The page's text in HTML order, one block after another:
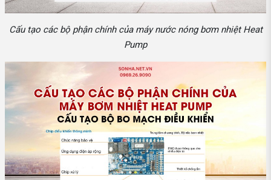
Cấu tạo các bộ phận chính của máy nước nóng bơm nhiệt Heat
Pump